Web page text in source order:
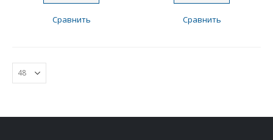
Сравнить Сравнить